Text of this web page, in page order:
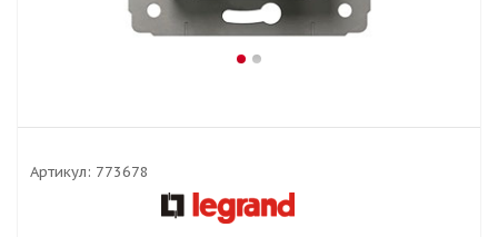
Артикул: 773678